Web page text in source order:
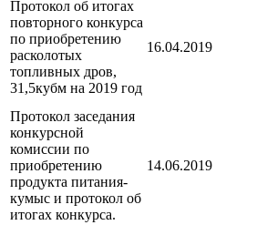
Протокол об итогах
повторного конкурса
по приобретению
расколотых
топливных дров,
31,5кубм на 2019 год
16.04.2019
Протокол заседания
конкурсной
комиссии по
приобретению
продукта питания-
кумыс и протокол об
итогах конкурса.
14.06.2019